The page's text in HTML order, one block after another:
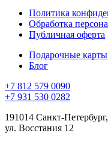
Политика
Обработка
Публичная оферта
Подарочные карты
Блог
+7 812 579 0090
+7 931 530 0282
191014 Санкт-Петербург,
ул. Восстания 12